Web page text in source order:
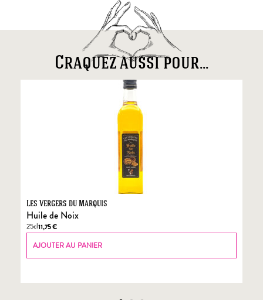
Craquez aussi pour...
Les Vergers du Marquis
Huile de Noix
25cl11,75€
AJOUTER AU PANIER